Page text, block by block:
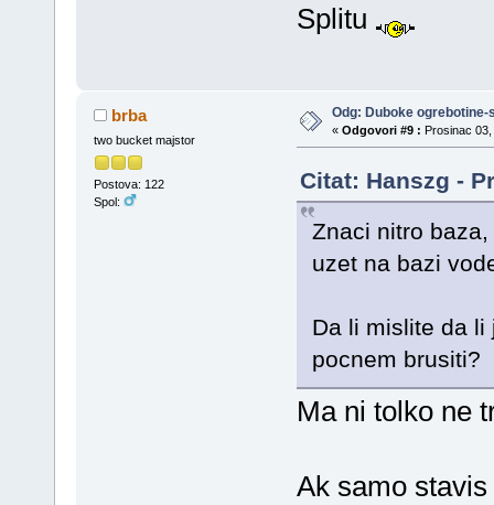
Splitu
brba
two bucket majstor
Postova: 122
Spol:
Odg: Duboke ogrebotine-
« Odgovori #9 : Prosinac
Citat: Hanszg -
Znaci nitro
uzet na bazi
Da li mislite da li
pocnem brusiti?
Ma ni tolko ne
Ak samo